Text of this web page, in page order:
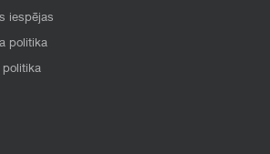
iespējas
politika
politika